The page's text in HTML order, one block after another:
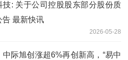
技: 关于公司控股股东部分股份质
告 最新快讯
2026-05-28
中际旭创涨超6%再创新高，“易中